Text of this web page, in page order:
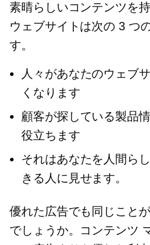
素晴らしいコンテンツを
ウェブサイトは次の 3 つ
す。
人々があなたのウェブ
くなります
顧客が探している製品
役立ちます
それはあなたを人間ら
きる人に見せます。
優れた広告でも同じこと
でしょうか。コンテンツ